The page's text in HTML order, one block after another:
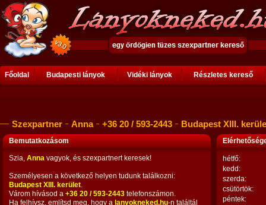
Főoldal Budapesti lányok Vidéki lányok Részletes kereső
Szexpartner Anna +36 20 / 593-2443 Budapest XIII.
Bemutatkozásom
Szia, Anna vagyok, és szexpartnert keresek!
Személyesen a következő helyen tudunk találkozni:
Budapest XIII. kerület.
Várom hívásod a +36 20 / 593-2443 telefonszámon.
Ha felhívsz, említsd meg, hogy a lanyokneked.hu-n találtál
hétfő:
kedd:
szerda:
csütörtök:
péntek: